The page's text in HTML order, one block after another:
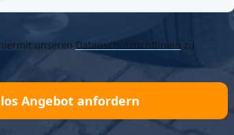
unseren Datenschutzrichtlinien zu